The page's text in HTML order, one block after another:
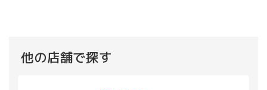
他の店舗で探す